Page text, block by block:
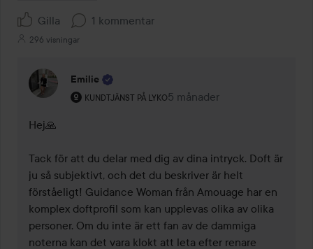
Gilla 1 kommentar
296 visningar
Emilie
KUNDTJÄNST PÅ LYKO
Användarens roll: Kundtjänst på Lyko.
5 månader
Kommentaren lades 5
Hej🙏
Tack för att du delar med dig av dina intryck. Doft är
ju så subjektivt, och det du beskriver är helt
förståeligt! Guidance Woman från Amouage har en
komplex doftprofil som kan upplevas olika av olika
personer. Om du inte är ett fan av de dammiga
noterna kan det vara klokt att leta efter renare